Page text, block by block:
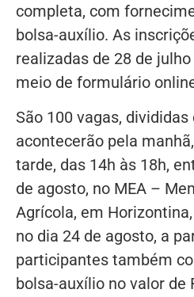
completa, com
bolsa-auxílio. As
realizadas de 28 de
meio de formulário
São 100 vagas,
acontecerão pela
tarde, das 14h às 18h,
de agosto, no MEA –
Agrícola, em
no dia 24 de agosto, a
participantes também
bolsa-auxílio no valor de